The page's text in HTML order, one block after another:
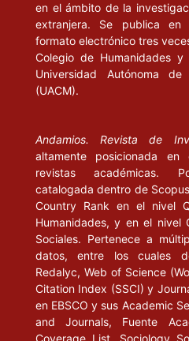
en el ámbito de la
extranjera. Se publica
formato electrónico tres
Colegio de Humanidades
Universidad Autónoma
(UACM).
Andamios. Revista de
altamente posicionada
revistas académicas.
catalogada dentro de
Country Rank en el nivel
Humanidades, y en el nivel
Sociales. Pertenece a
datos, entre los cuales
Redalyc, Web of Science
Citation Index (SSCI) y
en EBSCO y sus Academic
and Journals, Fuente